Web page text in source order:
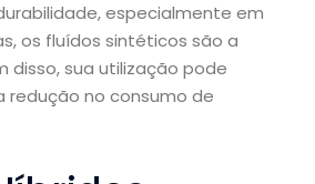
especialmente em
os fluídos sintéticos são a
disso, sua utilização pode
redução no consumo de